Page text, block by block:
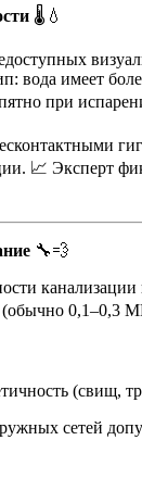
🌡️💧
вода имеет
при
📈 Эксперт
🔧💨
0,1–0,3
(свищ,
сетей